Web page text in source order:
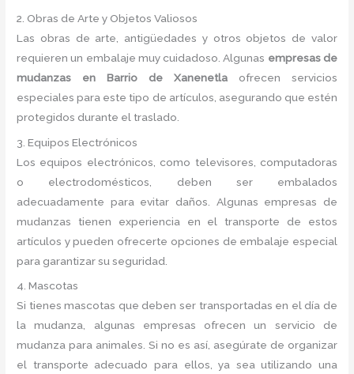
2. Obras de Arte y Objetos Valiosos
Las obras de arte, antigüedades y otros objetos de valor
requieren un embalaje muy cuidadoso. Algunas empresas de
mudanzas en Barrio de Xanenetlaofrecen servicios
especiales para este tipo de artículos, asegurando que estén
protegidos durante el traslado.
3. Equipos Electrónicos
Los equipos electrónicos, como televisores, computadoras
o electrodomésticos, deben ser embalados
adecuadamente para evitar daños. Algunas empresas de
mudanzas tienen experiencia en el transporte de estos
artículos y pueden ofrecerte opciones de embalaje especial
para garantizar su seguridad.
4. Mascotas
Si tienes mascotas que deben ser transportadas en el día de
la mudanza, algunas empresas ofrecen un servicio de
mudanza para animales. Si no es así, asegúrate de organizar
el transporte adecuado para ellos, ya sea utilizando una